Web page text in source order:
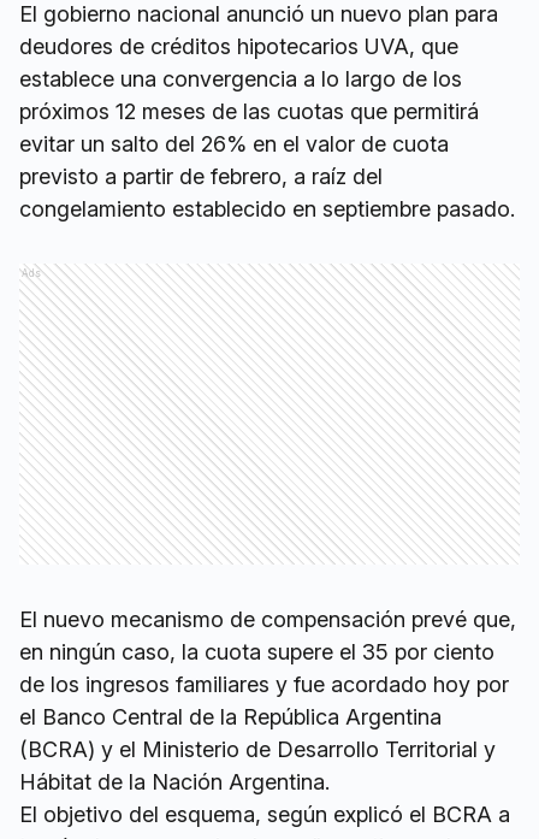
El gobierno nacional anunció un nuevo plan para
deudores de créditos hipotecarios UVA, que
establece una convergencia a lo largo de los
próximos 12 meses de las cuotas que permitirá
evitar un salto del 26% en el valor de cuota
previsto a partir de febrero, a raíz del
congelamiento establecido en septiembre pasado.
Ads
El nuevo mecanismo de compensación prevé que,
en ningún caso, la cuota supere el 35 por ciento
de los ingresos familiares y fue acordado hoy por
el Banco Central de la República Argentina
(BCRA) y el Ministerio de Desarrollo Territorial y
Hábitat de la Nación Argentina.
El objetivo del esquema, según explicó el BCRA a